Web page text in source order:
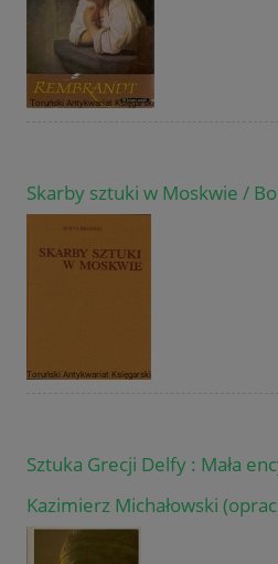
Skarby sztuki w Moskwie /
Sztuka Grecji Delfy : Mała
Kazimierz Michałowski